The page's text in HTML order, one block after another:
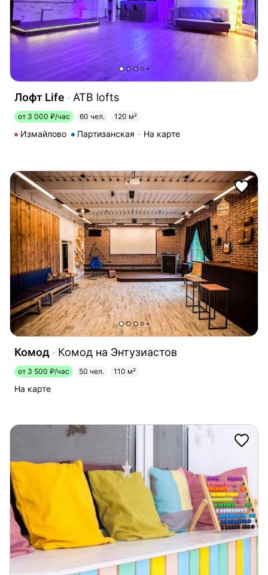
Лофт Life ATB lofts
от 3 000 ₽/час 60 чел. 120 м²
Измайлово Партизанская На карте
Комод Комод на Энтузиастов
от 3 500 ₽/час 50 чел. 110 м²
На карте